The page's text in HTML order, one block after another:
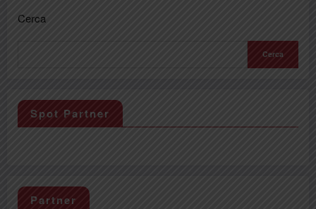
Cerca
Cerca
Spot Partner
Partner